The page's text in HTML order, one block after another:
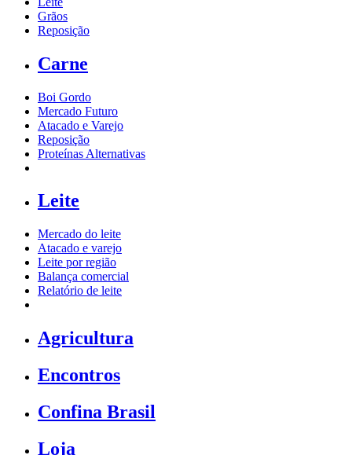
Grãos
Reposição
Carne
Boi Gordo
Mercado Futuro
Atacado e Varejo
Reposição
Proteínas Alternativas
Leite
Mercado do leite
Atacado e varejo
Leite por região
Balança comercial
Relatório de leite
Agricultura
Encontros
Confina Brasil
Loja